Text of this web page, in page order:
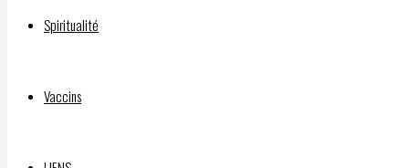
Spiritualité
Vaccins